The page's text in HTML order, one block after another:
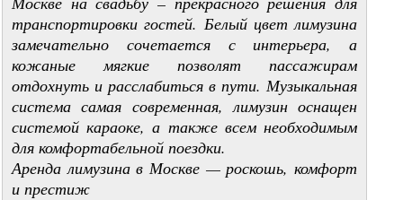
транспортировки гостей. Белый цвет лимузина
замечательно сочетается с интерьера, а
кожаные мягкие позволят пассажирам
отдохнуть и расслабиться в пути. Музыкальная
система самая современная, лимузин оснащен
системой караоке, а также всем необходимым
для комфортабельной поездки.
Аренда лимузина в Москве — роскошь, комфорт
и престиж